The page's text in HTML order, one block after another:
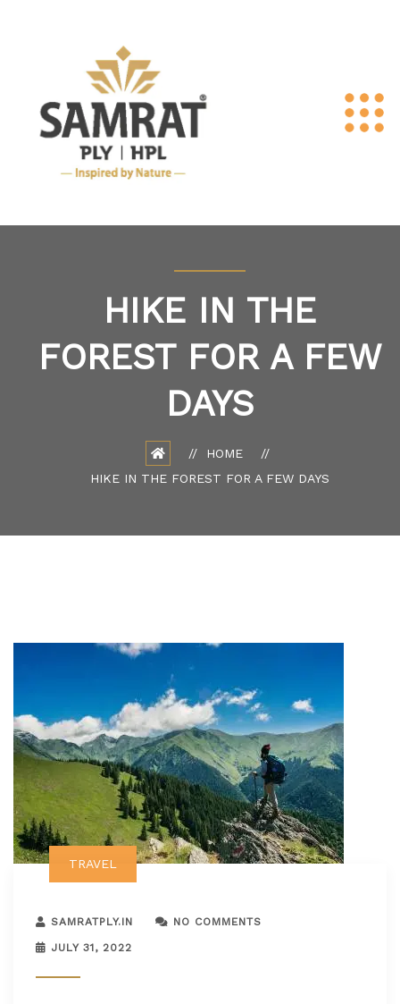
HIKE IN THE
FOREST FOR A FEW
DAYS
HOME
HIKE IN THE FOREST FOR A FEW DAYS
TRAVEL
SAMRATPLY.IN NO COMMENTS
JULY 31, 2022